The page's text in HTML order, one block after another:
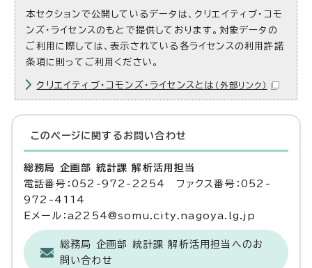
本セクションで公開しているデータは、クリエイティブ・コモ
ンズ・ライセンスのもとで提供しております。対象データの
ご利用に際しては、表示されている各ライセンスの利用許諾
条項に則ってご利用ください。
クリエイティブ・コモンズ・ライセンスとは （外部リンク）
このページに関する お問い合わせ
総務局 企画部 統計課 解析活用担当
電話番号：052-972-2254 ファクス番号：052-
972-4114
Eメール：a2254@somu.city.nagoya.lg.jp
総務局 企画部 統計課 解析活用担当へのお
問い合わせ